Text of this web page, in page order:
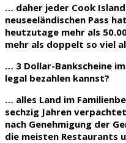
… daher jeder Cook
neuseeländischen Pass
heutzutage mehr als
mehr als doppelt so viel
… 3 Dollar-Bankscheine
legal bezahlen kannst?
… alles Land im
sechzig Jahren
nach Genehmigung der
die meisten Restaurants